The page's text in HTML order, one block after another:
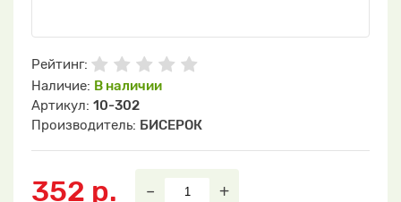
Рейтинг:
Наличие: В наличии
Артикул: 10-302
Производитель: БИСЕРОК
352 р. – +